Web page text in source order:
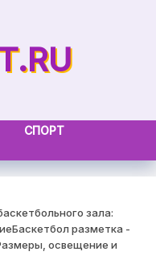
СПОРТ
зала:
Баскетбол разметка -
освещение и